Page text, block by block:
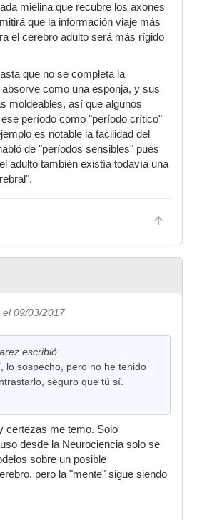
mielina que recubre los axones
que la información viaje más
el cerebro adulto será más rígido
que no se completa la
como una esponja, y sus
moldeables, así que algunos
período como "período crítico"
es notable la facilidad del
de "períodos sensibles" pues
adulto también existía todavía una
el 09/03/2017
escribió:
lo sospecho, pero no he tenido
seguro que tú sí.
certezas me temo. Solo
desde la Neurociencia solo se
sobre un posible
pero la "mente" sigue siendo